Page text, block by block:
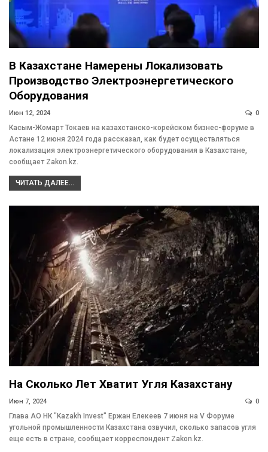
В Казахстане Намерены Локализовать
Производство Электроэнергетического
Оборудования
Июн 12, 2024 0
Касым-Жомарт Токаев на казахстанско-корейском бизнес-форуме в
Астане 12 июня 2024 года рассказал, как будет осуществляться
локализация электроэнергетического оборудования в Казахстане,
сообщает Zakon.kz.
ЧИТАТЬ ДАЛЕЕ...
На Сколько Лет Хватит Угля Казахстану
Июн 7, 2024 0
Глава АО НК "Kazakh Invest" Ержан Елекеев 7 июня на V Форуме
угольной промышленности Казахстана озвучил, сколько запасов угля
еще есть в стране, сообщает корреспондент Zakon.kz.